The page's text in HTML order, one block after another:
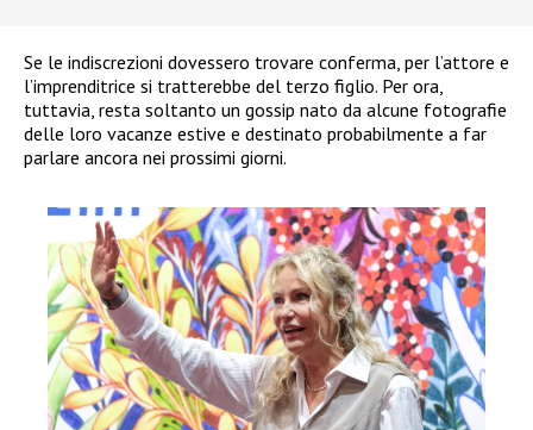
Se le indiscrezioni dovessero trovare conferma, per l’attore e
l’imprenditrice si tratterebbe del terzo figlio. Per ora,
tuttavia, resta soltanto un gossip nato da alcune fotografie
delle loro vacanze estive e destinato probabilmente a far
parlare ancora nei prossimi giorni.